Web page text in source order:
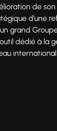
de son
d’une
grand
dédié à la